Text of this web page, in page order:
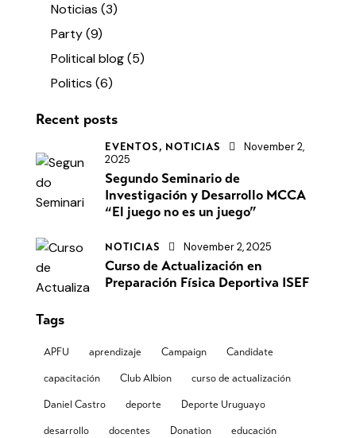
Noticias (3)
Party(9)
Political blog(5)
Politics (6)
Recent posts
EVENTOS, NOTICIAS
November 2,
2025
Segundo Seminario de
Investigación y Desarrollo MCCA
“El juego no es un juego”
NOTICIAS November 2, 2025
Curso de Actualización en
Preparación Física Deportiva ISEF
Tags
APFU aprendizaje Campaign Candidate
capacitación Club Albion curso de actualización
Daniel Castro deporte Deporte Uruguayo
desarrollo docentes Donation educación